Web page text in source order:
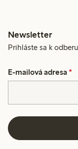
Newsletter
Prihláste sa k
E-mailová adresa *